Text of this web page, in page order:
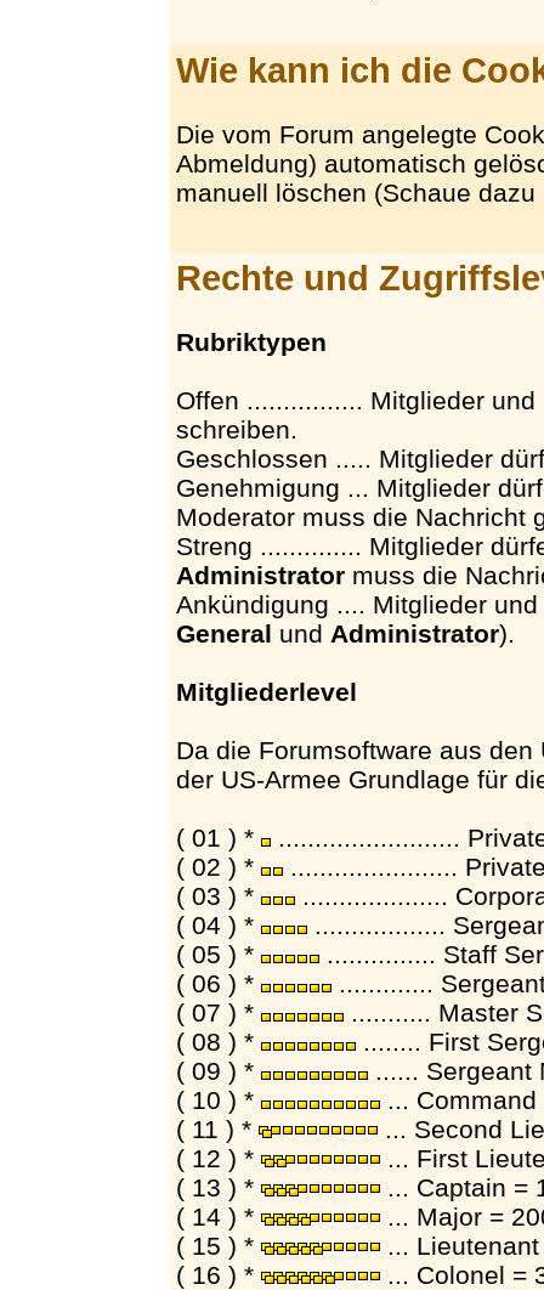
Wie kann ich die
Die vom Forum angelegte
Abmeldung) automatisch
manuell löschen (Schaue
Rechte und
Rubriktypen
Offen ................ Mitglieder
schreiben.
Geschlossen ..... Mitglieder
Genehmigung ... Mitglieder
Moderator muss die Nachricht
Streng .............. Mitglieder
Administrator muss die
Ankündigung .... Mitglieder
General und Administrator).
Mitgliederlevel
Da die Forumsoftware aus
der US-Armee Grundlage für
( 01 ) *
.........................
( 02 ) *
.......................
( 03 ) *
....................
( 04 ) *
..................
( 05 ) *
............... Staff
( 06 ) *
.............
( 07 ) *
........... Master
( 08 ) *
........ First
( 09 ) *
...... Sergeant
( 10 ) *
...
( 11 ) *
... Second
( 12 ) *
... First
( 13 ) *
... Captain =
( 14 ) *
... Major =
( 15 ) *
...
( 16 ) *
... Colonel =